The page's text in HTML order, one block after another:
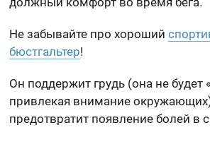
Не забывайте про хороший
бюстгальтер!
Он поддержит грудь (она не будет
привлекая внимание
предотвратит появление болей в